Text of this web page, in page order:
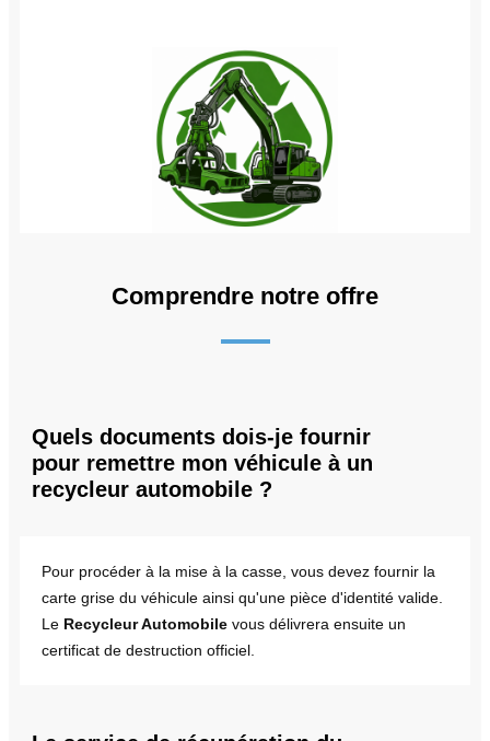
Comprendre notre offre
Quels documents dois-je fournir
pour remettre mon véhicule à un
recycleur automobile ?
Pour procéder à la mise à la casse, vous devez fournir la
carte grise du véhicule ainsi qu'une pièce d'identité valide.
Le Recycleur Automobile vous délivrera ensuite un
certificat de destruction officiel.